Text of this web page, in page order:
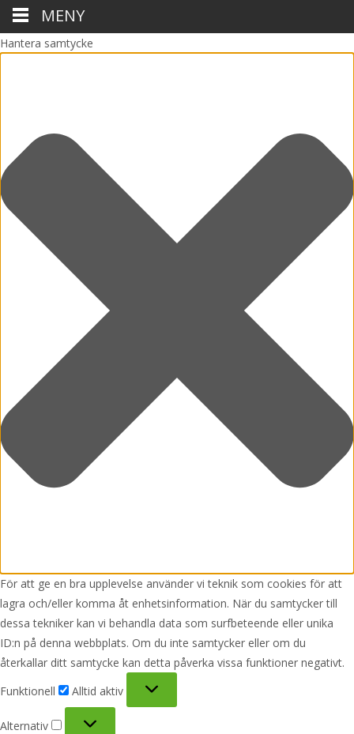
Hantera samtycke
För att ge en bra upplevelse använder vi teknik som cookies för att
lagra och/eller komma åt enhetsinformation. När du samtycker till
dessa tekniker kan vi behandla data som surfbeteende eller unika
ID:n på denna webbplats. Om du inte samtycker eller om du
återkallar ditt samtycke kan detta påverka vissa funktioner negativt.
Funktionell
Alltid aktiv
Alternativ
MENY